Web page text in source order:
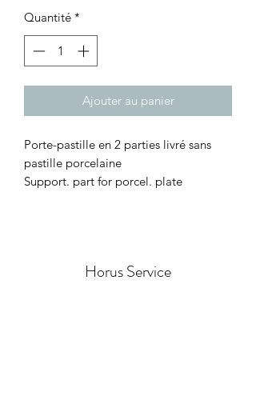
Quantité *
Ajouter au panier
Porte-pastille en 2 parties livré sans
pastille porcelaine
Support. part for porcel. plate
Horus Service